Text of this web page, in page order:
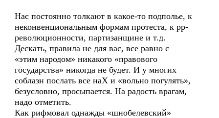
Нас постоянно толкают в какое-то подполье, к
неконвенциональным формам протеста, к рр-
революционности, партизанщине и т.д.
Дескать, правила не для вас, все равно с
«этим народом» никакого «правового
государства» никогда не будет. И у многих
соблазн послать все наХ и «вольно погулять»,
безусловно, просыпается. На радость врагам,
надо отметить.
Как рифмовал однажды «шнобелевский»